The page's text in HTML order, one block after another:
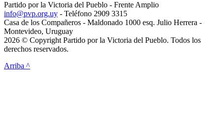
Partido por la Victoria del Pueblo - Frente Amplio
info@pvp.org.uy - Teléfono 2909 3315
Casa de los Compañeros - Maldonado 1000 esq. Julio Herrera -
Montevideo, Uruguay
2026 © Copyright Partido por la Victoria del Pueblo. Todos los
derechos reservados.
Arriba ^